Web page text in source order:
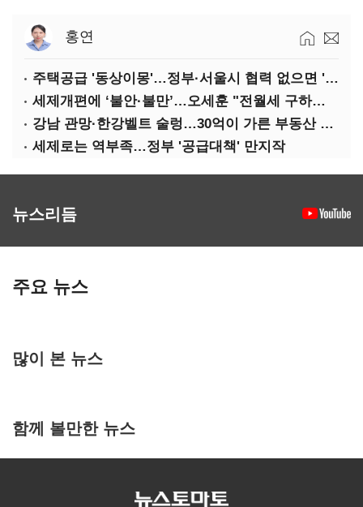
홍연
주택공급 '동상이몽'…정부·서울시 협력 없으면 '공수표'
세제개편에 ‘불안·불만’…오세훈 "전월세 구하기 더 힘들어질 것"
강남 관망·한강벨트 술렁…30억이 가른 부동산 민심
세제로는 역부족…정부 '공급대책' 만지작
뉴스리듬
주요 뉴스
많이 본 뉴스
함께 볼만한 뉴스